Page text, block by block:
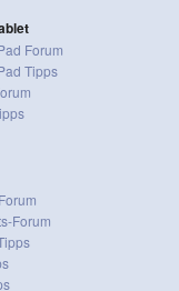
Forum
Tipps
Forum